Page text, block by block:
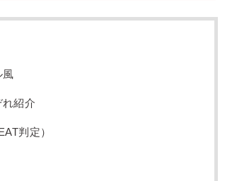
風
紹介
判定）